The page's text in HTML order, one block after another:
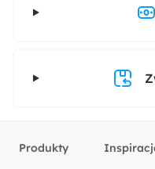
Produkty